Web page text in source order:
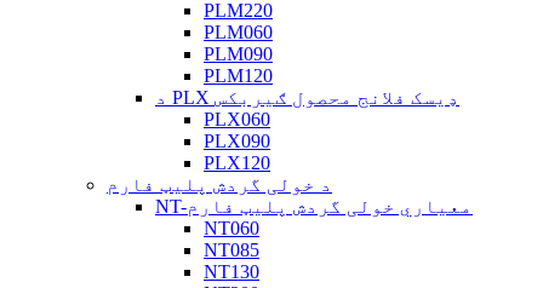
PLM220
PLM060
PLM090
PLM120
د PLX ډیسک فلانج محصول ګیربکس
PLX060
PLX090
PLX120
د خولی گردش پلیټ فارم
NT-معیاري خولی گردش پلیټ فارم
NT060
NT085
NT130